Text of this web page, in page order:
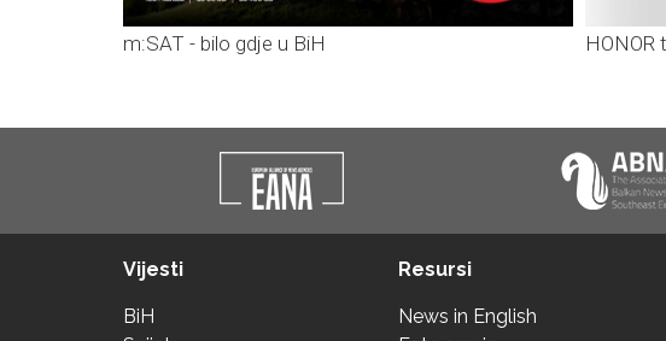
m:SAT - bilo gdje u BiH HONOR
Vijesti
BiH
Resursi
News in English